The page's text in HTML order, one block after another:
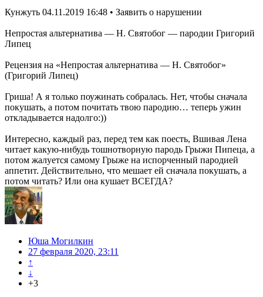
Кунжуть 04.11.2019 16:48 • Заявить о нарушении
Непростая альтернатива — Н. Святобог — пародии Григорий
Липец
Рецензия на «Непростая альтернатива — Н. Святобог»
(Григорий Липец)
Гриша! А я только поужинать собралась. Нет, чтобы сначала
покушать, а потом почитать твою пародию… теперь ужин
откладывается надолго:))
Интересно, каждый раз, перед тем как поесть, Вшивая Лена
читает какую-нибудь тошнотворную пародь Грыжи Пипеца, а
потом жалуется самому Грыже на испорченный пародией
аппетит. Действительно, что мешает ей сначала покушать, а
потом читать? Или она кушает ВСЕГДА?
Юша Могилкин
27 февраля 2020, 23:11
↑
↓
+3